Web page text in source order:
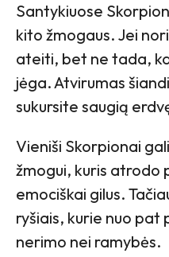
Santykiuose
kito žmogaus. Jei
ateiti, bet ne tada,
jėga. Atvirumas
sukursite saugią
Vieniši Skorpionai
žmogui, kuris atrodo
emociškai gilus.
ryšiais, kurie nuo pat
nerimo nei ramybės.